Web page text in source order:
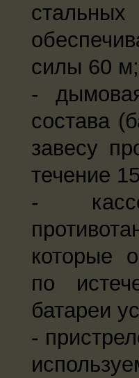
силы 60 м;
-
состава
завесу
течение
-
которые
по
батареи
-